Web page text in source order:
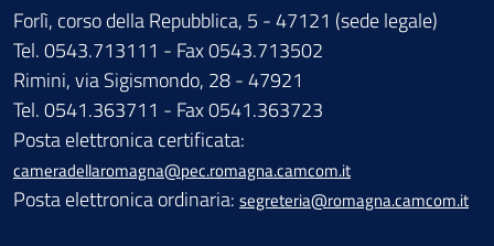
Forlì, corso della Repubblica, 5 - 47121 (sede legale)
Tel. 0543.713111 - Fax 0543.713502
Rimini, via Sigismondo, 28 - 47921
Tel. 0541.363711 - Fax 0541.363723
Posta elettronica certificata:
cameradellaromagna@pec.romagna.camcom.it
Posta elettronica ordinaria: segreteria@romagna.camcom.it